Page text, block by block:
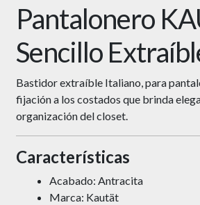
Pantalonero
Sencillo
Bastidor extraíble Italiano, para
fijación a los costados que brinda
organización del closet.
Características
Acabado: Antracita
Marca: Kautät